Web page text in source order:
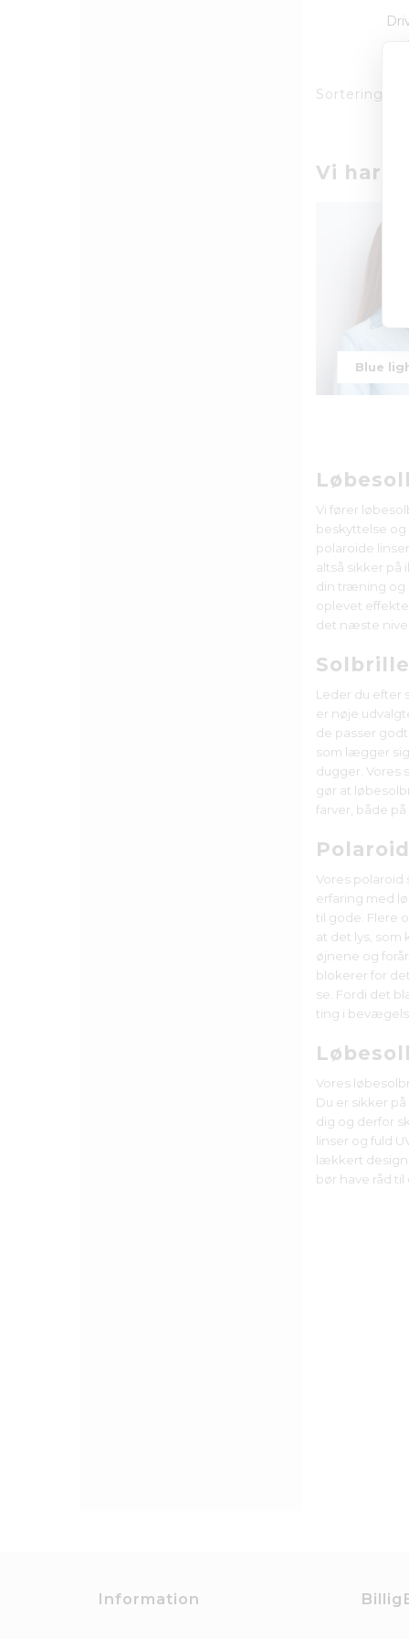
Sortering:
Vi har
Blue
Vi fører
beskyttelse og
polaroide
altså sikker på
din træning og
oplevet
det næste
Leder du efter
er nøje
de passer
som lægger
dugger. Vores
gør at
farver, både
Vores polaroid
erfaring med
til gode. Flere
at det lys,
øjnene og
blokerer for
se. Fordi det
ting i
Vores
Du er sikker
dig og derfor
linser og fuld
lækkert
bør have råd
Information